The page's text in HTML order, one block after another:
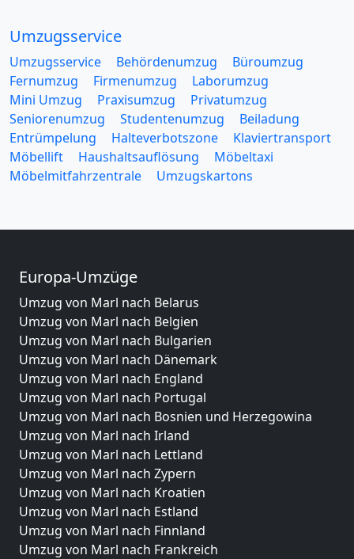
Umzugsservice
Umzugsservice Behördenumzug
Büroumzug
Fernumzug
Firmenumzug
Laborumzug
Mini Umzug
Praxisumzug
Privatumzug
Seniorenumzug
Studentenumzug
Beiladung
Entrümpelung
Halteverbotszone
Klaviertransport
Möbellift
Haushaltsauflösung
Möbeltaxi
Möbelmitfahrzentrale
Umzugskartons
Europa-Umzüge
Umzug von Marl nach Belarus
Umzug von Marl nach Belgien
Umzug von Marl nach Bulgarien
Umzug von Marl nach Dänemark
Umzug von Marl nach England
Umzug von Marl nach Portugal
Umzug von Marl nach Bosnien und Herzegowina
Umzug von Marl nach Irland
Umzug von Marl nach Lettland
Umzug von Marl nach Zypern
Umzug von Marl nach Kroatien
Umzug von Marl nach Estland
Umzug von Marl nach Finnland
Umzug von Marl nach Frankreich